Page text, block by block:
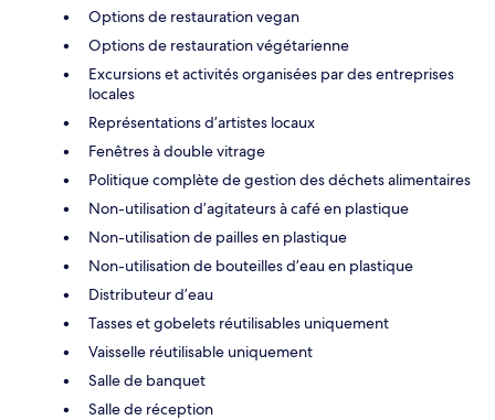
Options de restauration vegan
Options de restauration végétarienne
Excursions et activités organisées par des entreprises
locales
Représentations d’artistes locaux
Fenêtres à double vitrage
Politique complète de gestion des déchets alimentaires
Non-utilisation d’agitateurs à café en plastique
Non-utilisation de pailles en plastique
Non-utilisation de bouteilles d’eau en plastique
Distributeur d’eau
Tasses et gobelets réutilisables uniquement
Vaisselle réutilisable uniquement
Salle de banquet
Salle de réception